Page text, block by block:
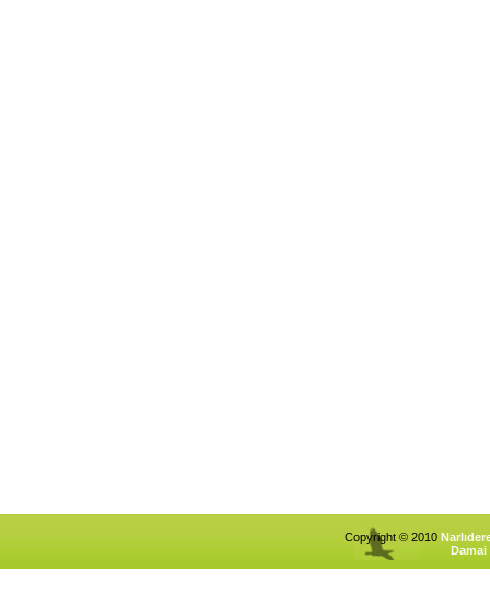
Copyright © 2010
Damai